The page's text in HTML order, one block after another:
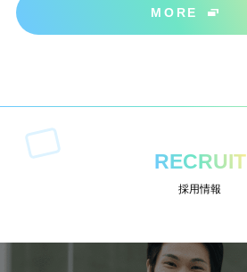
MORE
RECRUIT
採用情報